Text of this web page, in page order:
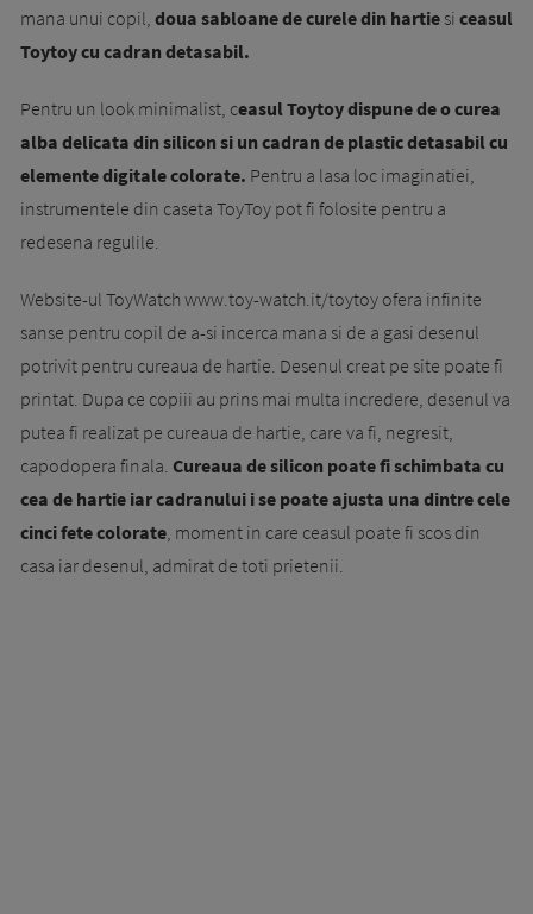
mana unui copil, doua sabloane de curele din hartiesi ceasul
Toytoy cu cadran detasabil.
Pentru un look minimalist, ceasul Toytoy dispune de o curea
alba delicata din silicon si un cadran de plastic detasabil cu
elemente digitale colorate. Pentru a lasa loc imaginatiei,
instrumentele din caseta ToyToy pot fi folosite pentru a
redesena regulile.
Website-ul ToyWatch www.toy-watch.it/toytoy ofera infinite
sanse pentru copil de a-si incerca mana si de a gasi desenul
potrivit pentru cureaua de hartie. Desenul creat pe site poate fi
printat. Dupa ce copiii au prins mai multa incredere, desenul va
putea fi realizat pe cureaua de hartie, care va fi, negresit,
capodopera finala. Cureaua de silicon poate fi schimbata cu
cea de hartie iar cadranului i se poate ajusta una dintre cele
cinci fete colorate , moment in care ceasul poate fi scos din
casa iar desenul, admirat de toti prietenii.